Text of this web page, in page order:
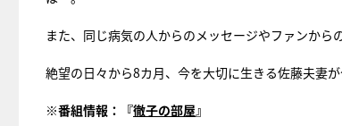
また、同じ病気の人からのメッセージやファンから
絶望の日々から8カ月、今を大切に生きる佐藤夫妻が
※番組情報：『徹子の部屋』